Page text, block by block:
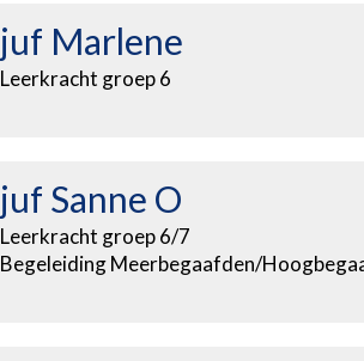
juf Marlene
Leerkracht groep 6
juf Sanne O
Leerkracht groep 6/7
Begeleiding Meerbegaafden/